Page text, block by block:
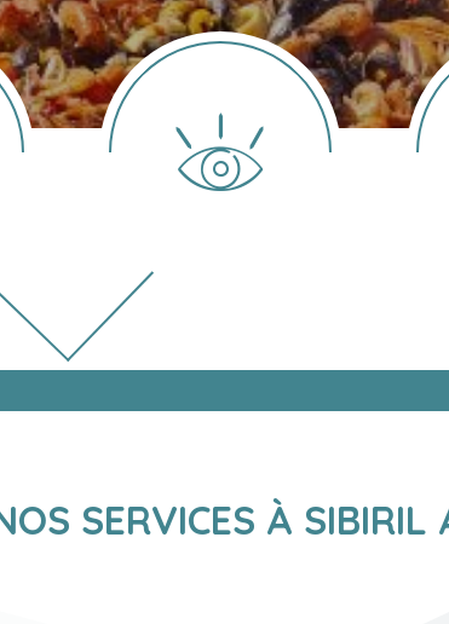
SERVICES À SIBIRIL